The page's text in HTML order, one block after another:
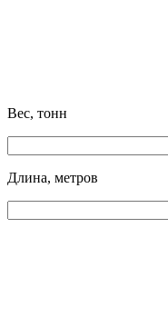
Вес, тонн
Длина, метров